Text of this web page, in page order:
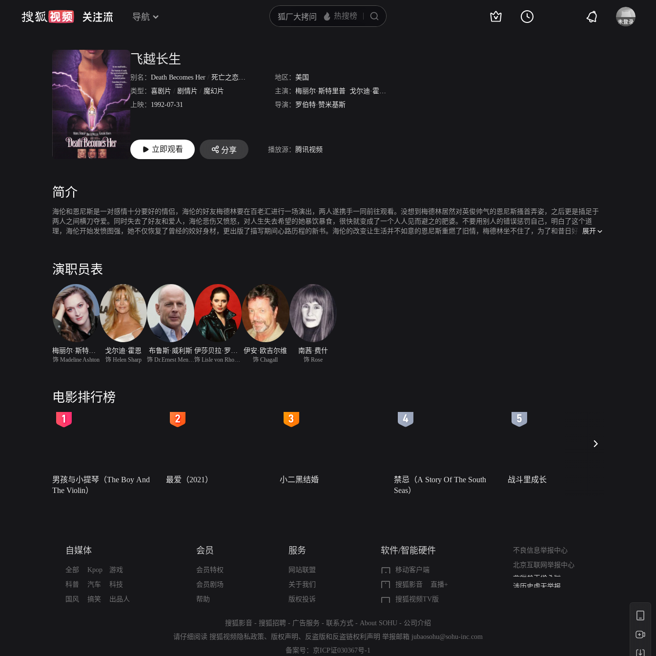
导航
飞越长生
别名： Death Becomes Her / 死亡之恋 /捉神弄鬼 /面临死亡
地区： 美国
类型： 喜剧片 / 剧情片 / 魔幻片 主演： 梅丽尔·斯特里普 戈尔迪·霍恩
上映： 1992-07-31 导演： 罗伯特·赞米基斯
立即观看 分享 播放源： 腾讯视频
简介
海伦和恩尼斯是一对感情十分要好的情侣，海伦的好友梅德林要在百老汇进行一场演出，两人遂携手一同前往观看。没想到梅德林居然对英俊帅气的恩尼斯搔首弄姿，之后更是插足于
两人之间横刀夺爱。同时失去了好友和爱人，海伦悲伤又愤怒，对人生失去希望的她暴饮暴食，很快就变成了一个人人见而避之的肥婆。不要用别人的错误惩罚自己，明白了这个道
理，海伦开始发愤图强，她不仅恢复了曾经的姣好身材，更出版了描写期间心路历程的新书。海伦的改变让生活并不如意的恩尼斯重燃了旧情，梅德林坐不住了，为了和昔日好友一决
展开
演职员表
饰 Madeline Ashton
戈尔迪·霍恩
饰 Helen Sharp
布鲁斯·威利斯
饰 Dr.Ernest Menville
伊安·欧吉尔维
饰 Chagall
南茜·费什
饰 Rose
电影排行榜
男孩与小提琴（The Boy And
The Violin）
最爱（2021） 小二黑结婚
禁忌（A Story Of The South
Seas）
战斗里成长
自媒体
全部
科普
国风
Kpop
汽车
搞笑
游戏
科技
出品人
会员
会员特权
会员剧场
帮助
服务
网站联盟
关于我们
版权投诉
软件/智能硬件
移动客户端
搜狐影音
直播+
搜狐视频TV版
不良信息举报中心
北京互联网举报中心
亚运会举报专区
涉历史虚无举报
搜狐影音 - 搜狐招聘 - 广告服务 - 联系方式 - About SOHU - 公司介绍
请仔细阅读 搜狐视频隐私政策、 版权声明 、 反盗版和反盗链权利声明 举报邮箱 jubaosohu@sohu-inc.com
备案号： 京ICP证030367号-1